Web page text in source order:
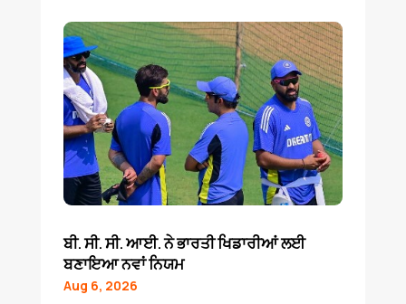
ਬੀ. ਸੀ. ਸੀ. ਆਈ. ਨੇ ਭਾਰਤੀ ਖਿਡਾਰੀਆਂ ਲਈ
ਬਣਾਇਆ ਨਵਾਂ ਨਿਯਮ
Aug 6, 2026